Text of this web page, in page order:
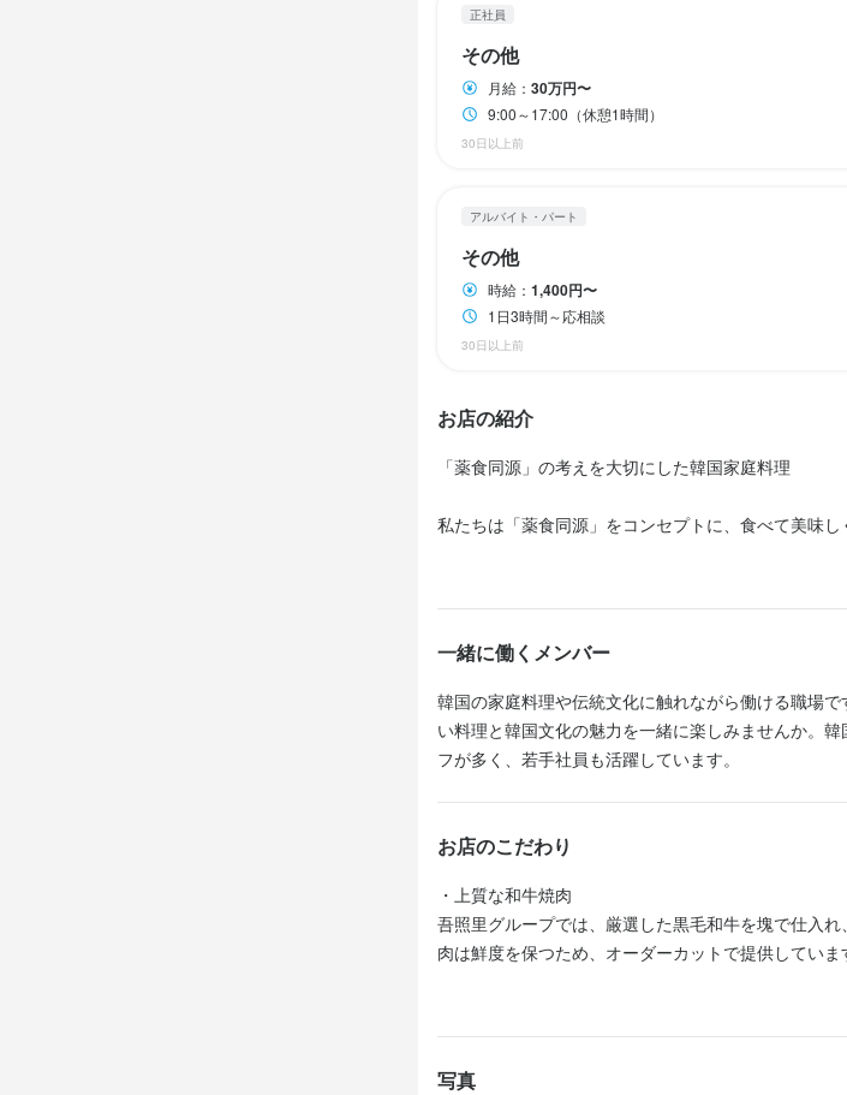
正社員
その他
月給： 30万円〜
9:00～17:00（休憩1時間）
30日以上前
アルバイト・パート
その他
時給： 1,400円〜
1日3時間～応相談
30日以上前
お店の紹介
「薬食同源」の考えを大切にした韓国家庭料理
私たちは「薬食同源」をコンセプトに、食べて美味
また、韓国料理は五味や五色のバランスに基づいた
調理法を忠実に再現し、本場の味をお客様にお届けし
一緒に働くメンバー
韓国の家庭料理や伝統文化に触れながら働ける職場
い料理と韓国文化の魅力を一緒に楽しみませんか。
フが多く、若手社員も活躍しています。
お店のこだわり
・上質な和牛焼肉
吾照里グループでは、厳選した黒毛和牛を塊で仕入
肉は鮮度を保つため、オーダーカットで提供していま
店内には韓国伝統家具を取り入れた落ち着いた空間
もあり、用途に合わせてご利用いただけます。
写真
店名
吾照里 東京駅八重洲地下街店
勤務地
株式会社 イメージネットワーク
最終更新日2025/10/01
店名
吾照里 東京駅八重洲地下街店
勤務地
株式会社 イメージネットワーク
最終更新日2025/10/01
店名
吾照里 東京駅八重洲地下街店
勤務地
株式会社 イメージネットワーク
最終更新日2025/10/01
週に数日のリモート勤務も可能なので、自分のライ
韓国好きな方が、楽しみながらスキルを活かせる環境
応募資格
HPやグルメサイト等の更新経験
歓迎スキル・経験
勤務地
法人名・事業者名
株式会社 イメージネットワーク
最終更新日2025/10/01
韓国好きな方が、楽しみながらスキルを活かせる環境
応募資格
PC基本操作（Word・Excel）
歓迎スキル・経験
Photoshop・Illustratorなど画像加工ソフトの使用経験
東京都中央区八重洲2-1 八重洲地下街南1
法人名・事業者名
株式会社 イメージネットワーク